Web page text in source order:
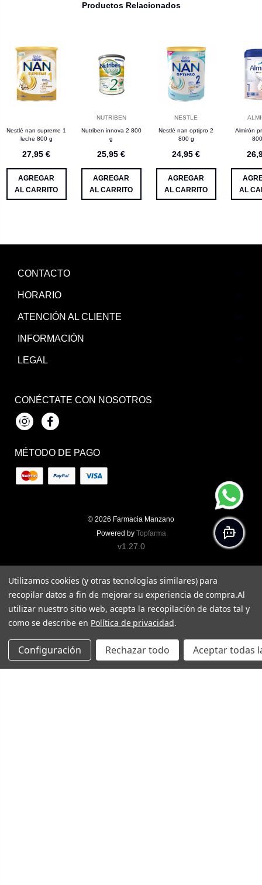
Productos Relacionados
Nestlé nan supreme 1
leche 800 g
27,95 €
AGREGAR
AL CARRITO
NUTRIBEN
Nutriben innova 2 800
g
25,95 €
AGREGAR
AL CARRITO
NESTLE
Nestlé nan optipro 2
800 g
24,95 €
AGREGAR
AL CARRITO
Almirón
AL
CONTACTO
HORARIO
ATENCIÓN AL CLIENTE
INFORMACIÓN
LEGAL
CONÉCTATE CON NOSOTROS
InstagramFacebook
MÉTODO DE PAGO
© 2026 Farmacia Manzano
Powered by Topfarma
v1.27.0
Utilizamos cookies (y otras tecnologías similares) para
recopilar datos a fin de mejorar su experiencia de compra.Al
utilizar nuestro sitio web, acepta la recopilación de datos tal y
como se describe en Política de privacidad.
Configuración Rechazar todo Aceptar todas